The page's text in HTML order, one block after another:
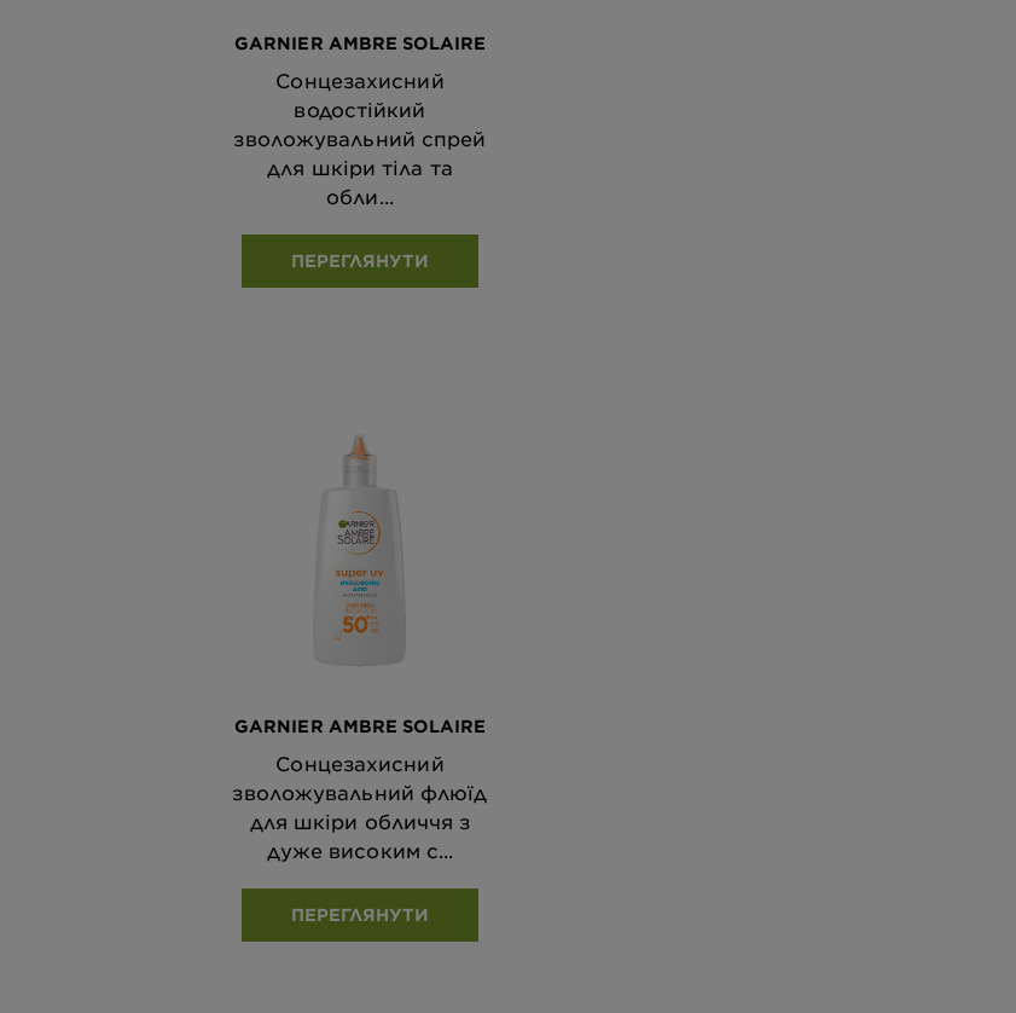
GARNIER AMBRE SOLAIRE
Сонцезахисний
водостійкий
зволожувальний спрей
для шкіри тіла та
обли...
ПЕРЕГЛЯНУТИ
GARNIER AMBRE SOLAIRE
Сонцезахисний
зволожувальний флюїд
для шкіри обличчя з
дуже високим с...
ПЕРЕГЛЯНУТИ